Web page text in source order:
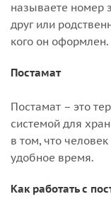
называете номер
друг или
кого он оформлен.
Постамат
Постамат – это
системой для
в том, что
удобное время.
Как работать с